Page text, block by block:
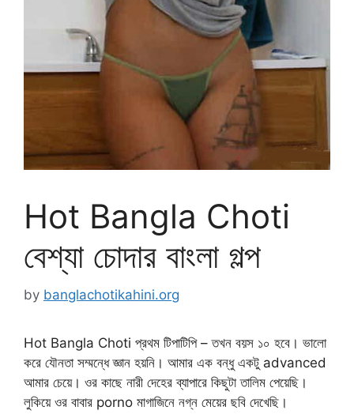
Hot Bangla Choti
বেশ্যা চোদার বাংলা গল্প
by banglachotikahini.org
Hot Bangla Choti প্রথম টিপাটিপি – তখন বয়স ১০ হবে। ভালো
করে যৌনতা সম্মন্ধে জ্ঞান হয়নি। আমার এক বন্ধু একটু advanced
আমার চেয়ে। ওর কাছে নারী দেহের ব্যাপারে কিছুটা তালিম পেয়েছি।
লুকিয়ে ওর বাবার porno মাগাজিনে নগ্ন মেয়ের ছবি দেখেছি।